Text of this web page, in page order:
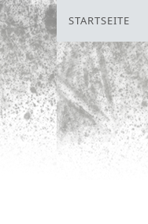
STARTSEITE